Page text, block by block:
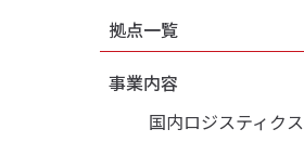
拠点一覧
事業内容
国内ロジスティクス